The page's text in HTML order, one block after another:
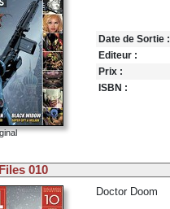
Date de Sortie :
Editeur :
Prix :
ISBN :
010
Doctor Doom